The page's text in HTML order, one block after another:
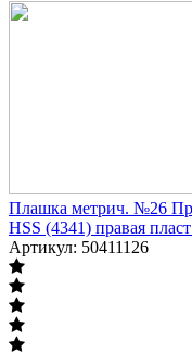
Плашка метрич. №26
HSS (4341) правая
Артикул: 50411126